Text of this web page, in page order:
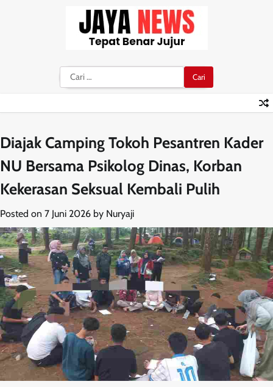
Cari
untuk:
Diajak Camping Tokoh Pesantren Kader
NU Bersama Psikolog Dinas, Korban
Kekerasan Seksual Kembali Pulih
Posted on 7 Juni 2026 by Nuryaji